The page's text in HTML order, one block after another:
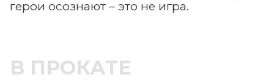
герои осознают – это не игра.
В ПРОКАТЕ